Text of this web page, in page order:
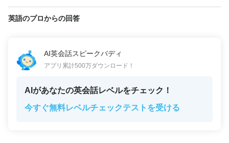
英語のプロからの回答
AI英会話スピークバディ
アプリ累計500万ダウンロード！
AIがあなたの英会話レベルをチェック！
今すぐ無料レベルチェックテストを受ける